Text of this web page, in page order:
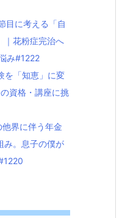
目に考える「自
｜花粉症完治へ
み#1222
を「知恵」に変
資格・講座に挑
界に伴う年金
み。息子の僕が